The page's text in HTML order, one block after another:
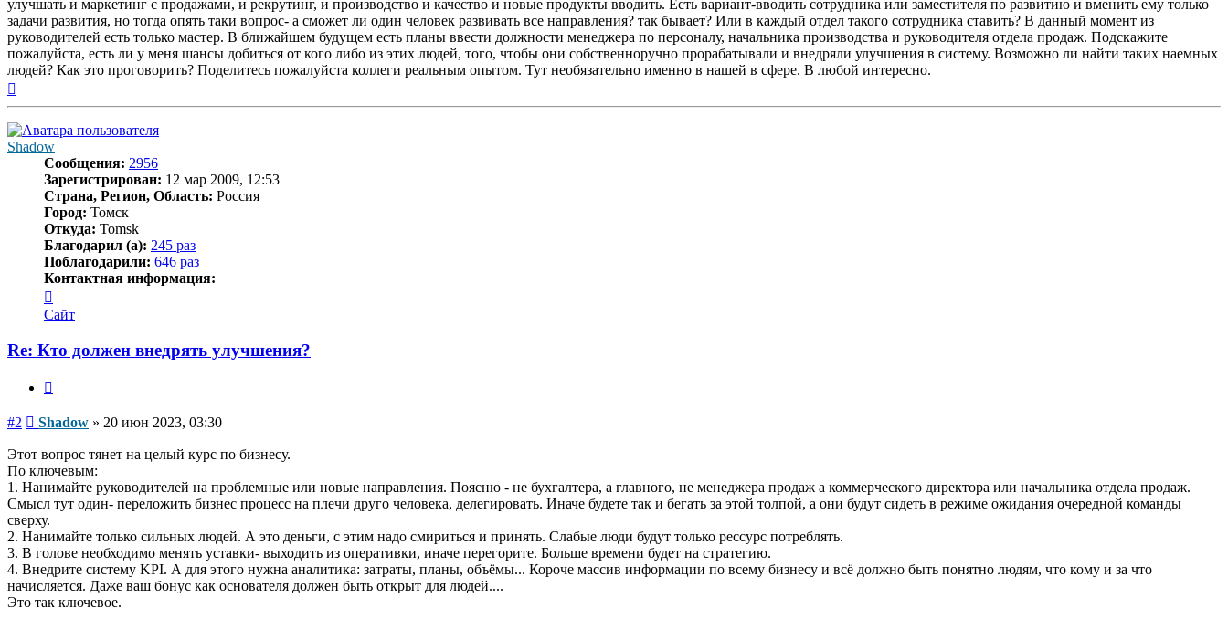
улучшать и маркетинг с продажами, и рекрутинг, и производство и качество и новые продукты вводить. Есть вариант-вводить сотрудника или заместителя по развитию и вменить ему только
задачи развития, но тогда опять таки вопрос- а сможет ли один человек развивать все направления? так бывает? Или в каждый отдел такого сотрудника ставить? В данный момент из
руководителей есть только мастер. В ближайшем будущем есть планы ввести должности менеджера по персоналу, начальника производства и руководителя отдела продаж. Подскажите
пожалуйста, есть ли у меня шансы добиться от кого либо из этих людей, того, чтобы они собственноручно прорабатывали и внедряли улучшения в систему. Возможно ли найти таких наемных
людей? Как это проговорить? Поделитесь пожалуйста коллеги реальным опытом. Тут необязательно именно в нашей в сфере. В любой интересно.
Shadow
Сообщения: 2956
Зарегистрирован: 12 мар 2009, 12:53
Страна, Регион, Область: Россия
Город: Томск
Откуда: Tomsk
Благодарил (а): 245 раз
Поблагодарили: 646 раз
Контактная информация:
информация
пользователя
Сайт
Re: Кто должен внедрять улучшения?
#2 Сообщение
Shadow » 20 июн 2023, 03:30
Этот вопрос тянет на целый курс по бизнесу.
По ключевым:
1. Нанимайте руководителей на проблемные или новые направления. Поясню - не бухгалтера, а главного, не менеджера продаж а коммерческого директора или начальника отдела продаж.
Смысл тут один- переложить бизнес процесс на плечи друго человека, делегировать. Иначе будете так и бегать за этой толпой, а они будут сидеть в режиме ожидания очередной команды
сверху.
2. Нанимайте только сильных людей. А это деньги, с этим надо смириться и принять. Слабые люди будут только рессурс потреблять.
3. В голове необходимо менять уставки- выходить из оперативки, иначе перегорите. Больше времени будет на стратегию.
4. Внедрите систему KPI. А для этого нужна аналитика: затраты, планы, объёмы... Короче массив информации по всему бизнесу и всё должно быть понятно людям, что кому и за что
начисляется. Даже ваш бонус как основателя должен быть открыт для людей....
Это так ключевое.